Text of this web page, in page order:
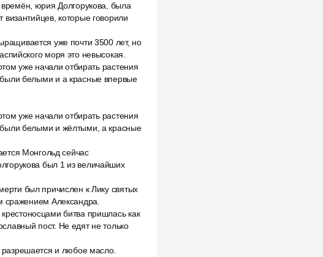
юрия Долгорукова, была
которые говорили
уже почти 3500 лет, но
моря это невысокая.
уже начали отбирать растения
белыми и а красные впервые
уже начали отбирать растения
белыми и жёлтыми, а красные
Монгольд сейчас
был 1 из величайших
был причислен к Лику святых
сражением Александра.
битва пришлась как
пост. Не едят не только
и любое масло.